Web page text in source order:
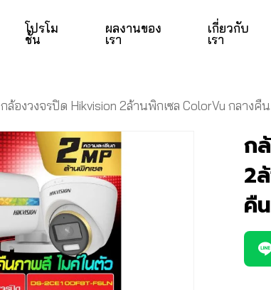
โปรโม
ชั่น
ผลงานของ
เรา
เกี่ยวกับ
เรา
กล้องวงจรปิด Hikvision 2ล้านพิกเซล ColorVu กลาง
ก
2
คื